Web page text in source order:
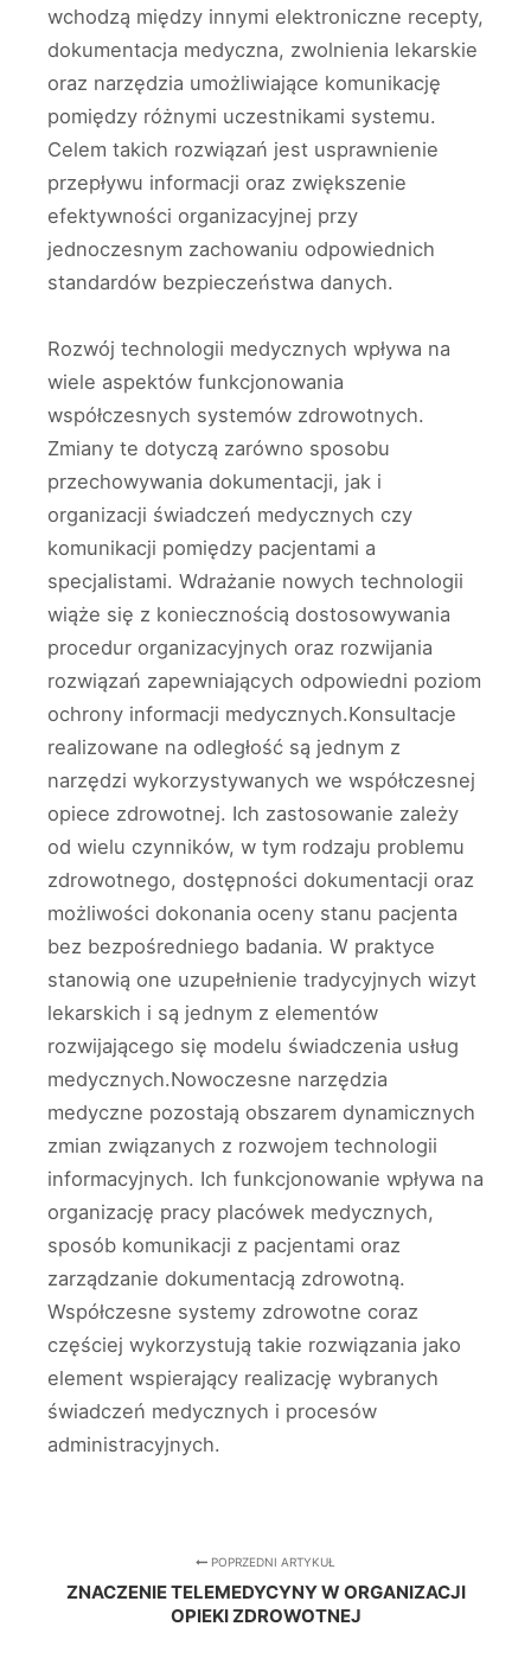
wchodzą między innymi elektroniczne recepty,
dokumentacja medyczna, zwolnienia lekarskie
oraz narzędzia umożliwiające komunikację
pomiędzy różnymi uczestnikami systemu.
Celem takich rozwiązań jest usprawnienie
przepływu informacji oraz zwiększenie
efektywności organizacyjnej przy
jednoczesnym zachowaniu odpowiednich
standardów bezpieczeństwa danych.
Rozwój technologii medycznych wpływa na
wiele aspektów funkcjonowania
współczesnych systemów zdrowotnych.
Zmiany te dotyczą zarówno sposobu
przechowywania dokumentacji, jak i
organizacji świadczeń medycznych czy
komunikacji pomiędzy pacjentami a
specjalistami. Wdrażanie nowych technologii
wiąże się z koniecznością dostosowywania
procedur organizacyjnych oraz rozwijania
rozwiązań zapewniających odpowiedni poziom
ochrony informacji medycznych.Konsultacje
realizowane na odległość są jednym z
narzędzi wykorzystywanych we współczesnej
opiece zdrowotnej. Ich zastosowanie zależy
od wielu czynników, w tym rodzaju problemu
zdrowotnego, dostępności dokumentacji oraz
możliwości dokonania oceny stanu pacjenta
bez bezpośredniego badania. W praktyce
stanowią one uzupełnienie tradycyjnych wizyt
lekarskich i są jednym z elementów
rozwijającego się modelu świadczenia usług
medycznych.Nowoczesne narzędzia
medyczne pozostają obszarem dynamicznych
zmian związanych z rozwojem technologii
informacyjnych. Ich funkcjonowanie wpływa na
organizację pracy placówek medycznych,
sposób komunikacji z pacjentami oraz
zarządzanie dokumentacją zdrowotną.
Współczesne systemy zdrowotne coraz
częściej wykorzystują takie rozwiązania jako
element wspierający realizację wybranych
świadczeń medycznych i procesów
administracyjnych.
POPRZEDNI ARTYKUŁ
ZNACZENIE TELEMEDYCYNY W ORGANIZACJI
OPIEKI ZDROWOTNEJ